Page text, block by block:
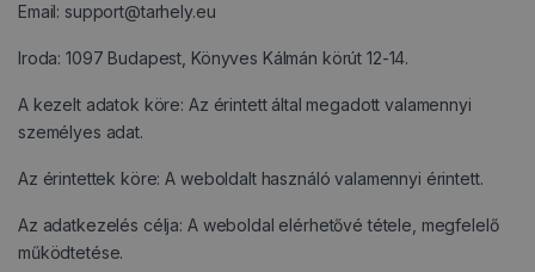
Email: support@tarhely.eu
Iroda: 1097 Budapest, Könyves Kálmán körút 12-14.
A kezelt adatok köre: Az érintett által megadott valamennyi
személyes adat.
Az érintettek köre: A weboldalt használó valamennyi érintett.
Az adatkezelés célja: A weboldal elérhetővé tétele, megfelelő
működtetése.